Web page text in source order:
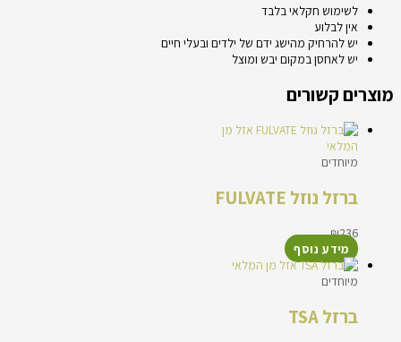
לשימוש חקלאי בלבד
אין לבלוע
יש להרחיק מהישג ידם של ילדים ובעלי חיים
יש לאחסן במקום יבש ומוצל
מוצרים קשורים
אזל מן
המלאי
מיוחדים
ברזל נוזל FULVATE
₪236
מידע נוסף
אזל מן המלאי
מיוחדים
ברזל TSA